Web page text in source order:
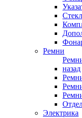
Ремни
назад
Электрика